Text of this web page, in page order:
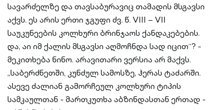
სავარძელზე და თავსაბურავიც თამადის მსგავსი
აქვს. ეს არის ერთი ჯგუფი ძვ. წ. VIII – VII
საუკუნეების კოლხური ბრინჯაოს ქანდაკებების.
და, აი იმ ქალის მსგავსი აღმოჩნდა სად იცით“? -
მეკითხება ნინო. არავითარი ვერსია არ მაქვს.
„საბერძნეთში, კუნძულ სამოსზე, ჰერას ტაძარში.
ასევე ძალიან გამორჩეულ კოლხური ტიპის
სამკაულთან - მართკუთხა აბზინდასთან ერთად -